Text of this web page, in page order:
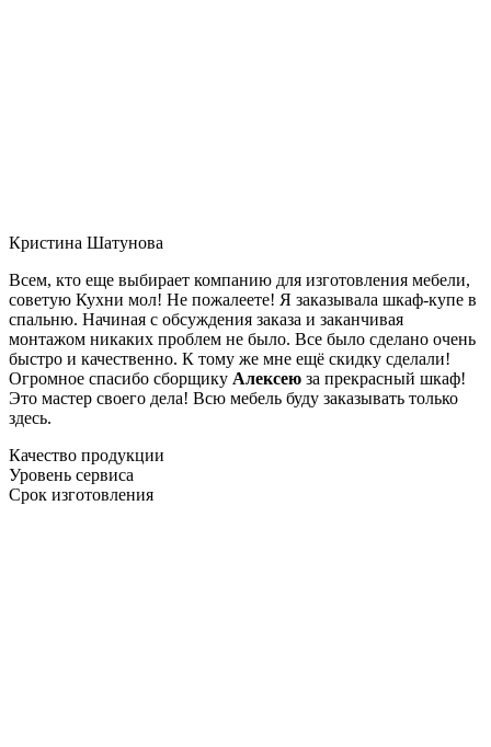
Кристина Шатунова
Всем, кто еще выбирает компанию для изготовления мебели,
советую Кухни мол! Не пожалеете! Я заказывала шкаф-купе в
спальню. Начиная с обсуждения заказа и заканчивая
монтажом никаких проблем не было. Все было сделано очень
быстро и качественно. К тому же мне ещё скидку сделали!
Огромное спасибо сборщику Алексею за прекрасный шкаф!
Это мастер своего дела! Всю мебель буду заказывать только
здесь.
Качество продукции
Уровень сервиса
Срок изготовления